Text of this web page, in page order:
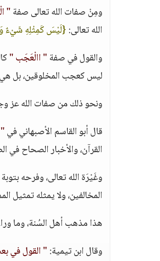
ومِنْ صفات الله تعالى صفة"
الله تعالى:{لَيْسَ كَمِثْلِهِ شَيْءٌ
والقول في صفة" االْعَجَب "
ليس كعجب المخلوقين، بل
ونحو ذلك من صفات الله عز
قال أبو القاسم الأصبهاني في
القرآن، والأخبار الصحاح
وغَيْرَة الله تعالى، وفرحه
المخالفين، ولا يمثله تمثيل
هذا مذهب أهل السُنة، وما
وقال ابن تيمية:" القول في